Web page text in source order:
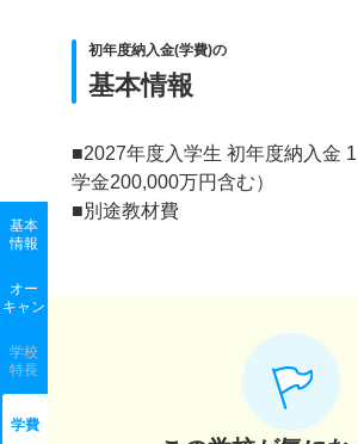
基本
情報
オー
キャン
学校
特長
学費
初年度納入金(学費)の
基本情報
■2027年度入学生 初年度納入金
学金200,000万円含む）
■別途教材費